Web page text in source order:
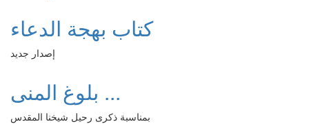
كتاب بهجة الدعاء
إصدار جديد
بلوغ المنى ...
بمناسبة ذكرى رحيل شيخنا المقدس